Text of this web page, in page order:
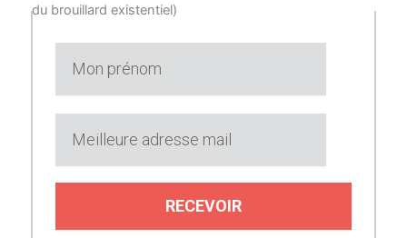
du brouillard existentiel)
RECEVOIR